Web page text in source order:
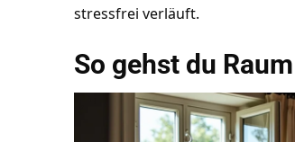
stressfrei verläuft.
So gehst du